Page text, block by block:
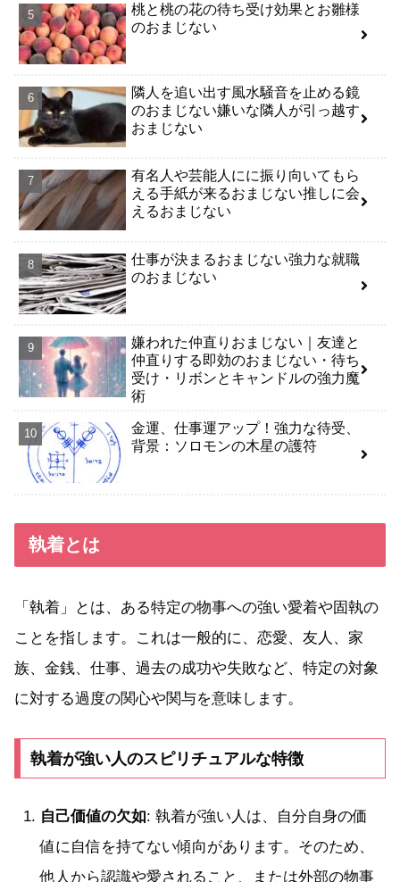
桃と桃の花の待ち受け効果とお雛様
のおまじない
隣人を追い出す風水騒音を止める鏡
のおまじない嫌いな隣人が引っ越す
おまじない
有名人や芸能人にに振り向いてもら
える手紙が来るおまじない推しに会
えるおまじない
仕事が決まるおまじない強力な就職
のおまじない
嫌われた仲直りおまじない｜友達と
仲直りする即効のおまじない・待ち
受け・リボンとキャンドルの強力魔
術
金運、仕事運アップ！強力な待受、
背景：ソロモンの木星の護符
執着とは
「執着」とは、ある特定の物事への強い愛着や固執の
ことを指します。これは一般的に、恋愛、友人、家
族、金銭、仕事、過去の成功や失敗など、特定の対象
に対する過度の関心や関与を意味します。
執着が強い人のスピリチュアルな特徴
自己価値の欠如: 執着が強い人は、自分自身の価
値に自信を持てない傾向があります。そのため、
他人から認識や愛されること、または外部の物事